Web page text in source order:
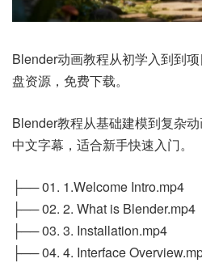
Blender动画教程从初学入到到
盘资源，免费下载。
Blender教程从基础建模到复杂
中文字幕，适合新手快速入门。
├── 01. 1.Welcome Intro.mp4
├── 02. 2. What is Blender.mp4
├── 03. 3. Installation.mp4
├── 04. 4. Interface